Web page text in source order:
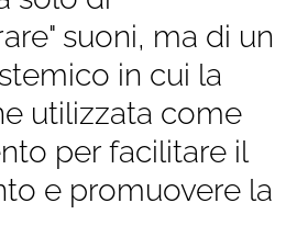
suoni, ma di un
in cui la
utilizzata come
per facilitare il
e promuovere la